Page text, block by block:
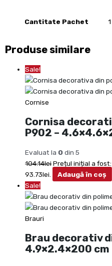
Cantitate Pachet 1
Produse similare
Sale!
Cornise
Cornisa
P902 –
Evaluat la 0 din 5
104.14leiPrețul inițial a fost:
93.73lei.
Adaugă în coș
Sale!
Brauri
Brau decorativ
4.9×2.4×200 cm